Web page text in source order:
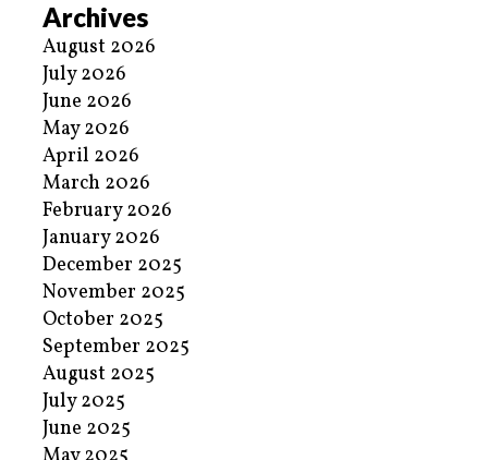
Archives
August 2026
July 2026
June 2026
May 2026
April 2026
March 2026
February 2026
January 2026
December 2025
November 2025
October 2025
September 2025
August 2025
July 2025
June 2025